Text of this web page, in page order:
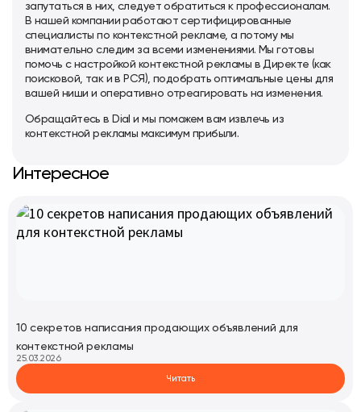
запутаться в них, следует обратиться к профессионалам.
В нашей компании работают сертифицированные
специалисты по контекстной рекламе, а потому мы
внимательно следим за всеми изменениями. Мы готовы
помочь с настройкой контекстной рекламы в Директе (как
поисковой, так и в РСЯ), подобрать оптимальные цены для
вашей ниши и оперативно отреагировать на изменения.
Обращайтесь в Dial и мы поможем вам извлечь из
контекстной рекламы максимум прибыли.
Интересное
10 секретов написания продающих объявлений для
контекстной рекламы
25.03.2026
Читать